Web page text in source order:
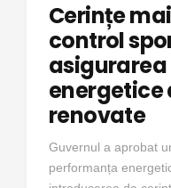
Cerințe
control
energetice
renovate
Guvernul a aprobat
performanța